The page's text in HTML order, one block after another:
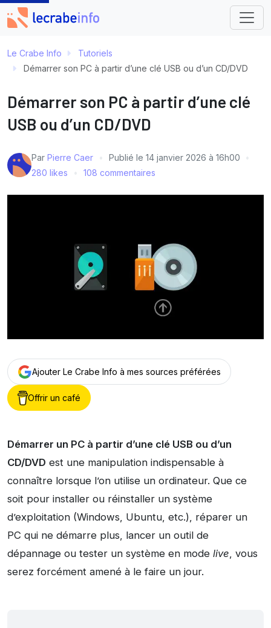
Le Crabe Info
Tutoriels
Démarrer son PC à partir d’une clé USB ou d’un CD/DVD
Démarrer son PC à partir d’une clé
USB ou d’un CD/DVD
Par Pierre Caer Publié le 14 janvier 2026 à 16h00
280 likes
108 commentaires
Ajouter Le Crabe Info à mes sources préférées
Offrir un café
Démarrer un PC à partir d’une clé USB ou d’un
CD/DVD est une manipulation indispensable à
connaître lorsque l’on utilise un ordinateur. Que ce
soit pour installer ou réinstaller un système
d’exploitation (Windows, Ubuntu, etc.), réparer un
PC qui ne démarre plus, lancer un outil de
dépannage ou tester un système en mode live, vous
serez forcément amené à le faire un jour.